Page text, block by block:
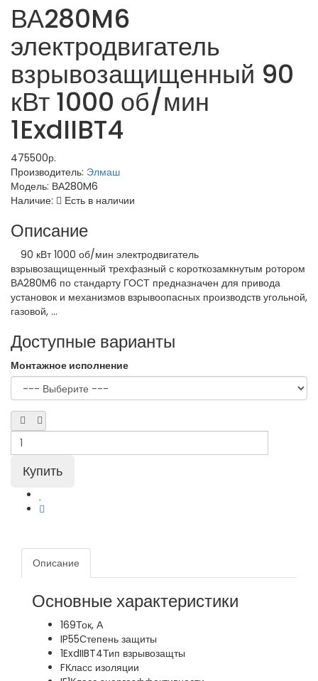
ВА280M6
электродвигатель
взрывозащищенный 90
кВт 1000 об/мин
1ExdIIBT4
475500р.
Производитель: Элмаш
Модель: ВА280M6
Наличие:
Есть в наличии
Описание
90 кВт 1000 об/мин электродвигатель
взрывозащищенный трехфазный с короткозамкнутым ротором
ВА280M6 по стандарту ГОСТ предназначен для привода
установок и механизмов взрывоопасных производств угольной,
газовой, ...
Доступные варианты
Монтажное исполнение
Описание
Основные характеристики
169Ток, А
IP55Степень защиты
1ExdIIBT4Тип взрывозащты
FКласс изоляции